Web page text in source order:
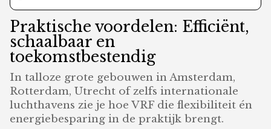
Praktische voordelen: Efficiënt,
schaalbaar en
toekomstbestendig
In talloze grote gebouwen in Amsterdam,
Rotterdam, Utrecht of zelfs internationale
luchthavens zie je hoe VRF die flexibiliteit én
energiebesparing in de praktijk brengt.